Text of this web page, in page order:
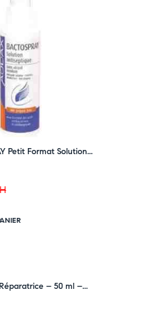
Petit Format Solution...
– 50 ml –...